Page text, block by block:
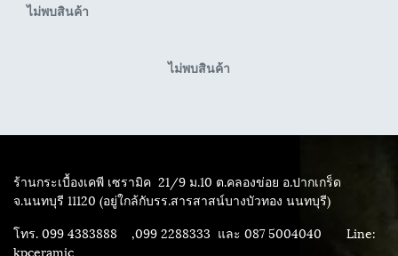
ไม่พบสินค้า
ไม่พบสินค้า
ร้านกระเบื้องเคพี เซรามิค 21/9 ม.10 ต.คลองข่อย อ.ปากเกร็ด
จ.นนทบุรี 11120 (อยู่ใกล้กับรร.สารสาสน์บางบัวทอง นนทบุรี)
โทร. 099 4383888 ,099 2288333 และ 087 5004040 Line:
kpceramic